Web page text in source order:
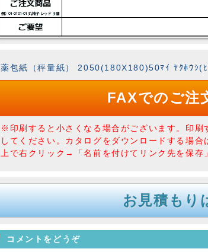
薬包紙（秤量紙） 2050(180X180)50ﾏｲ ﾔｸﾎｳｼ(
FAXでのご注
※印刷すると小さくなる場合がございます。印刷
してください。カタログをダウンロードする場
上で右クリック→「名前を付けてリンク先を保存
お見積もり
コメントをどうぞ